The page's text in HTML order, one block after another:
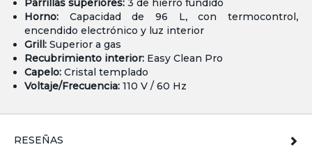
Horno: Capacidad de 96 L, con termocontrol,
encendido electrónico y luz interior
Grill: Superior a gas
Recubrimiento interior: Easy Clean Pro
Capelo: Cristal templado
Voltaje/Frecuencia: 110 V / 60 Hz
RESEÑAS